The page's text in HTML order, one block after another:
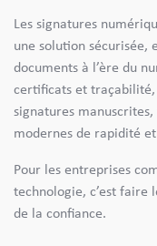
Les signatures
une solution sécurisée,
documents à l’ère du
certificats et
signatures
modernes de rapidité
Pour les entreprises
technologie, c’est faire
de la confiance.